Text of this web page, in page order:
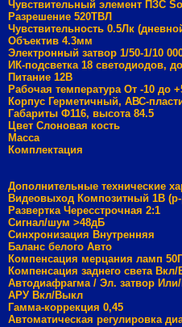
Чувствительный элемент ПЗС
Разрешение 520ТВЛ
Чувствительность 0.5Лк
Объектив 4.3мм
Электронный затвор 1/50-1/10
ИК-подсветка 18 светодиодов,
Питание 12В
Рабочая температура От -10 до
Корпус Герметичный, АВС-
Габариты Ф116, высота 84.5
Цвет Слоновая кость
Масса
Комплектация
Дополнительные технические
Видеовыход Композитный 1В
Развертка Чересстрочная 2:1
Сигнал/шум >48дБ
Синхронизация Внутренняя
Баланс белого Авто
Компенсация мерцания ламп
Компенсация заднего света
Автодиафрагма / Эл. затвор
АРУ Вкл/Выкл
Гамма-коррекция 0,45
Автоматическая регулировка